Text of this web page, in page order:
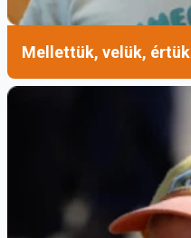
Mellettük, velük, értük